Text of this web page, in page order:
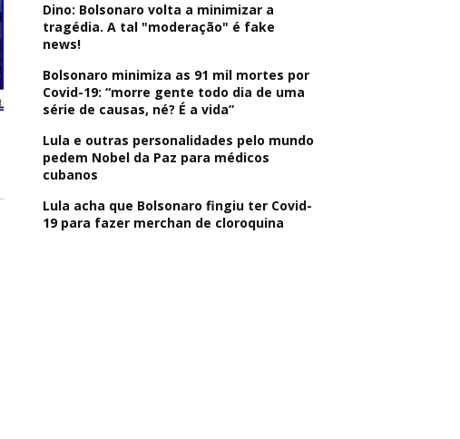
Dino: Bolsonaro volta a minimizar a
tragédia. A tal "moderação" é fake
news!
Bolsonaro minimiza as 91 mil mortes por
Covid-19: “morre gente todo dia de uma
série de causas, né? É a vida”
Lula e outras personalidades pelo mundo
pedem Nobel da Paz para médicos
cubanos
Lula acha que Bolsonaro fingiu ter Covid-
19 para fazer merchan de cloroquina